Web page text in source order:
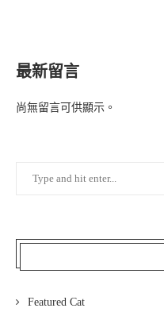
最新留言
尚無留言可供顯示。
Featured Cat